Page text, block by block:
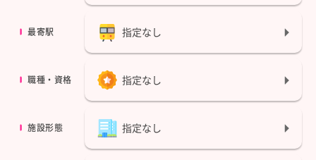
最寄駅 指定なし
職種・資格 指定なし
施設形態 指定なし